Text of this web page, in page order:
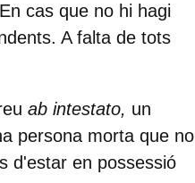
cas que no hi hagi
A falta de tots
ab intestato, un
persona morta que no
d'estar en possessió